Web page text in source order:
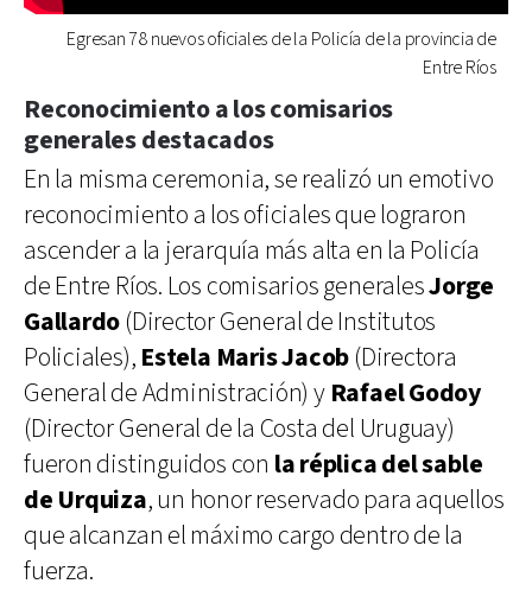
Egresan 78 nuevos oficiales de la Policía de la provincia de
Entre Ríos
Reconocimiento a los comisarios
generales destacados
En la misma ceremonia, se realizó un emotivo
reconocimiento a los oficiales que lograron
ascender a la jerarquía más alta en la Policía
de Entre Ríos. Los comisarios generalesJorge
Gallardo (Director General de Institutos
Policiales), Estela Maris Jacob (Directora
General de Administración) y Rafael Godoy
(Director General de la Costa del Uruguay)
fueron distinguidos con la réplica del sable
de Urquiza, un honor reservado para aquellos
que alcanzan el máximo cargo dentro de la
fuerza.